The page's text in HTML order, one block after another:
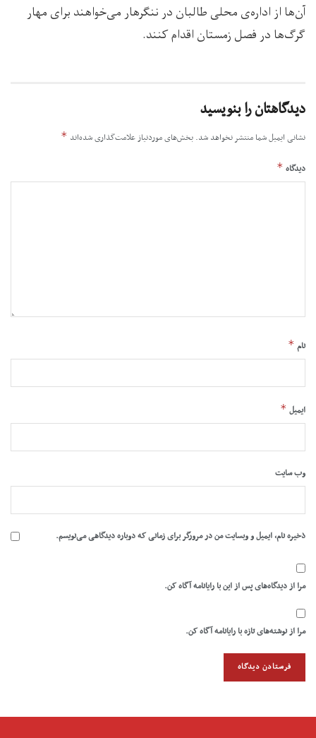
آن‌ها از اداره‌ی محلی طالبان در ننگرهار می‌خواهند برای مهار
گرگ‌ها در فصل زمستان اقدام کنند.
دیدگاهتان را بنویسید
نشانی ایمیل شما منتشر نخواهد شد. بخش‌های موردنیاز علامت‌گذاری شده‌اند *
دیدگاه *
نام *
ایمیل *
وب‌ سایت
ذخیره نام، ایمیل و وبسایت من در مرورگر برای زمانی که دوباره دیدگاهی می‌نویسم.
مرا از دیدگاه‌های پس از این با رایانامه آگاه کن.
مرا از نوشته‌های تازه با رایانامه آگاه کن.